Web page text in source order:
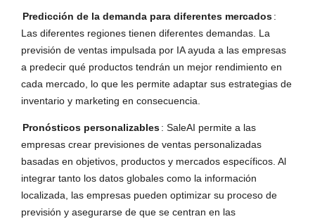
Predicción de la demanda para diferentes mercados:
Las diferentes regiones tienen diferentes demandas. La
previsión de ventas impulsada por IA ayuda a las empresas
a predecir qué productos tendrán un mejor rendimiento en
cada mercado, lo que les permite adaptar sus estrategias de
inventario y marketing en consecuencia.
Pronósticos personalizables: SaleAI permite a las
empresas crear previsiones de ventas personalizadas
basadas en objetivos, productos y mercados específicos. Al
integrar tanto los datos globales como la información
localizada, las empresas pueden optimizar su proceso de
previsión y asegurarse de que se centran en las